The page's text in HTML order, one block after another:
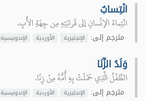
انْتِسابٌ
انْتِماءُ الإنْسانِ إلى قَرابَتِهِ مِن جِهَةِ الأَبِ.
مترجم إلى: الإنجليزية الأوردية الإندونيسية
وَلَدُ الزِّنَا
الطِّفْلُ الَّذِي حَمَلَتْ بِهِ أُمُّهُ مِنْ زِنَا.
مترجم إلى: الإنجليزية الأوردية الإندونيسية